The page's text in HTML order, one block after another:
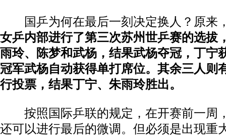
国乒为何在最后一刻决定换人？原来
女乒内部进行了第三次苏州世乒赛的选拔
雨玲、陈梦和武杨，结果武杨夺冠，丁宁
冠军武杨自动获得单打席位。其余三人则
行投票，结果丁宁、朱雨玲胜出。
按照国际乒联的规定，在开赛前一周
还可以进行最后的微调。但必须是出现重